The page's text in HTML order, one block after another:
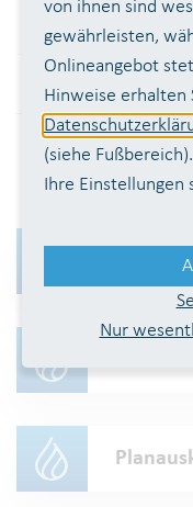
von ihnen sind
gewährleisten,
Onlineangebot
Hinweise erhalten
(siehe
Ihre Einstellungen
Nur